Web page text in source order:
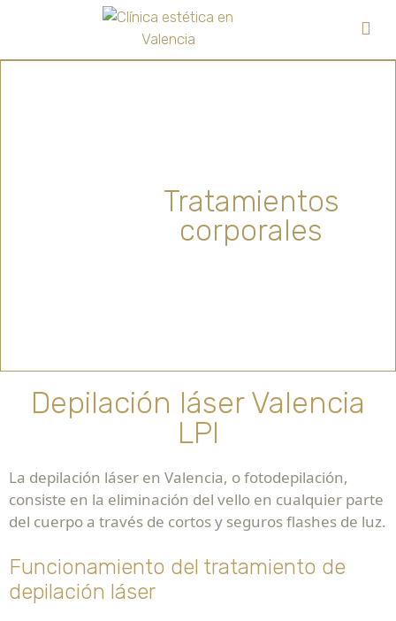
Tratamientos
corporales
Depilación láser Valencia
LPI
La depilación láser en Valencia, o fotodepilación,
consiste en la eliminación del vello en cualquier parte
del cuerpo a través de cortos y seguros flashes de luz.
Funcionamiento del tratamiento de
depilación láser